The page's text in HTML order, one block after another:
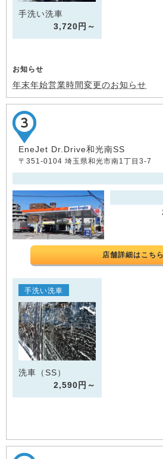
手洗い洗車
3,720円～
お知らせ
年末年始営業時間変更のお知らせ
EneJet Dr.Drive和光南SS
〒351-0104 埼玉県和光市南1丁目3-7
店舗詳細はこちら
手洗い洗車
洗車（SS）
2,590円～